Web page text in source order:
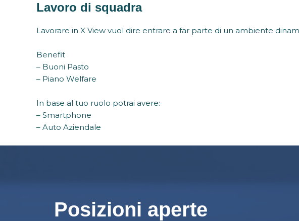
Lavoro di squadra
Lavorare in X View vuol dire entrare a far parte di un ambiente
Benefit
– Buoni Pasto
– Piano Welfare
In base al tuo ruolo potrai avere:
– Smartphone
– Auto Aziendale
Posizioni aperte